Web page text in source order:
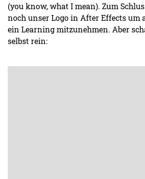
(you know, what I mean). Zum
noch unser Logo in After Effects um
ein Learning mitzunehmen. Aber
selbst rein: